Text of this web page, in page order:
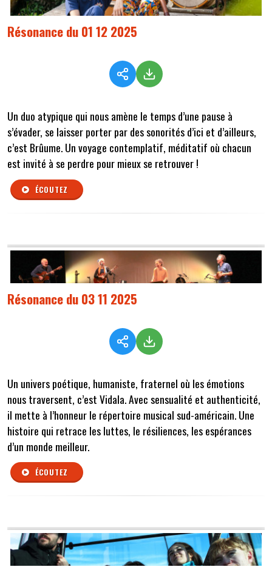
Résonance du 01 12 2025
Un duo atypique qui nous amène le temps d’une pause à
s’évader, se laisser porter par des sonorités d’ici et d’ailleurs,
c’est Brûume. Un voyage contemplatif, méditatif où chacun
est invité à se perdre pour mieux se retrouver !
ÉCOUTEZ
Résonance du 03 11 2025
Un univers poétique, humaniste, fraternel où les émotions
nous traversent, c’est Vidala. Avec sensualité et authenticité,
il mette à l’honneur le répertoire musical sud-américain. Une
histoire qui retrace les luttes, le résiliences, les espérances
d’un monde meilleur.
ÉCOUTEZ